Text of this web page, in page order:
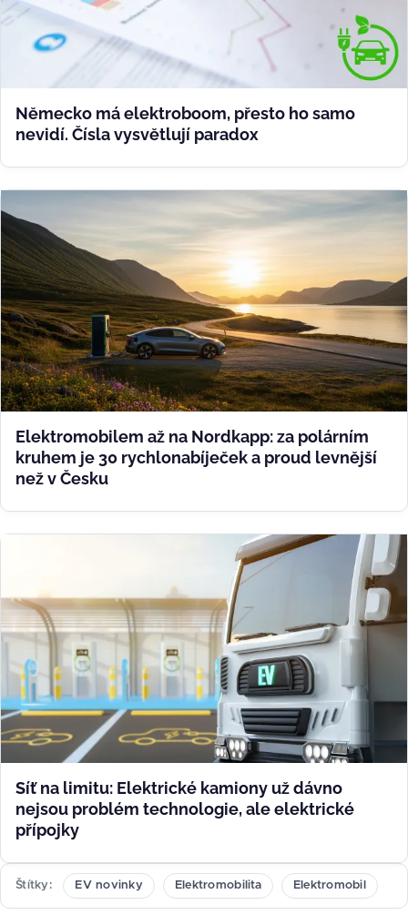
Německo má elektroboom, přesto ho samo
nevidí. Čísla vysvětlují paradox
Elektromobilem až na Nordkapp: za polárním
kruhem je 30 rychlonabíječek a proud levnější
než v Česku
Síť na limitu: Elektrické kamiony už dávno
nejsou problém technologie, ale elektrické
přípojky
Štítky EV novinky Elektromobilita Elektromobil